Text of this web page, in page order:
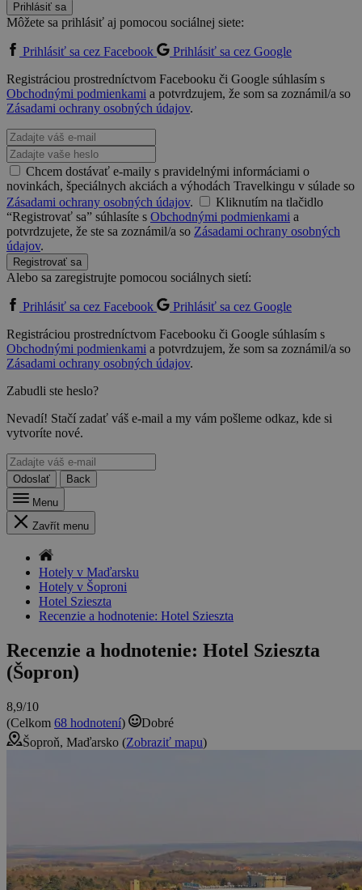
Prihlásiť sa
Môžete sa prihlásiť aj pomocou sociálnej siete:
Prihlásiť sa cez Facebook
Prihlásiť sa cez Google
Registráciou prostredníctvom Facebooku či Google súhlasím s
Obchodnými podmienkami a potvrdzujem, že som sa zoznámil/a so
Zásadami ochrany osobných údajov.
Chcem dostávať e-maily s pravidelnými informáciami o
novinkách, špeciálnych akciách a výhodách Travelkingu v súlade so
Zásadami ochrany osobných údajov.
Kliknutím na tlačidlo
“Registrovať sa” súhlasíte s Obchodnými podmienkami a
potvrdzujete, že ste sa zoznámil/a so Zásadami ochrany osobných
údajov.
Registrovať sa
Alebo sa zaregistrujte pomocou sociálnych sietí:
Prihlásiť sa cez Facebook
Prihlásiť sa cez Google
Registráciou prostredníctvom Facebooku či Google súhlasím s
Obchodnými podmienkami a potvrdzujem, že som sa zoznámil/a so
Zásadami ochrany osobných údajov.
Zabudli ste heslo?
Nevadí! Stačí zadať váš e-mail a my vám pošleme odkaz, kde si
vytvoríte nové.
Odoslať
Back
Menu
Zavřít menu
Hotely v Maďarsku
Hotely v Šoproni
Hotel Szieszta
Recenzie a hodnotenie: Hotel Szieszta
Recenzie a hodnotenie: Hotel Szieszta
(Šopron)
8,9/10
(Celkom 68 hodnotení)
Dobré
Šoproň, Maďarsko (Zobraziť mapu)